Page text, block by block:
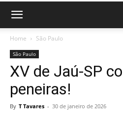
Home São Paulo
São Paulo
XV de Jaú-SP
peneiras!
By T Tavares - 30 de janeiro de 2026